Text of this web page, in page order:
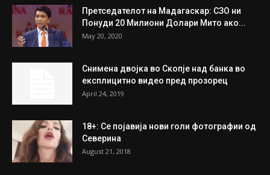
Претседателот на Мадагаскар: СЗО ни
Понуди 20 Милиони Долари Мито ако...
May 20, 2020
Снимена двојка во Скопје над банка во
експлицитно видео пред прозорец
April 24, 2019
18+: Се појавија нови голи фотографии од
Северина
August 21, 2018